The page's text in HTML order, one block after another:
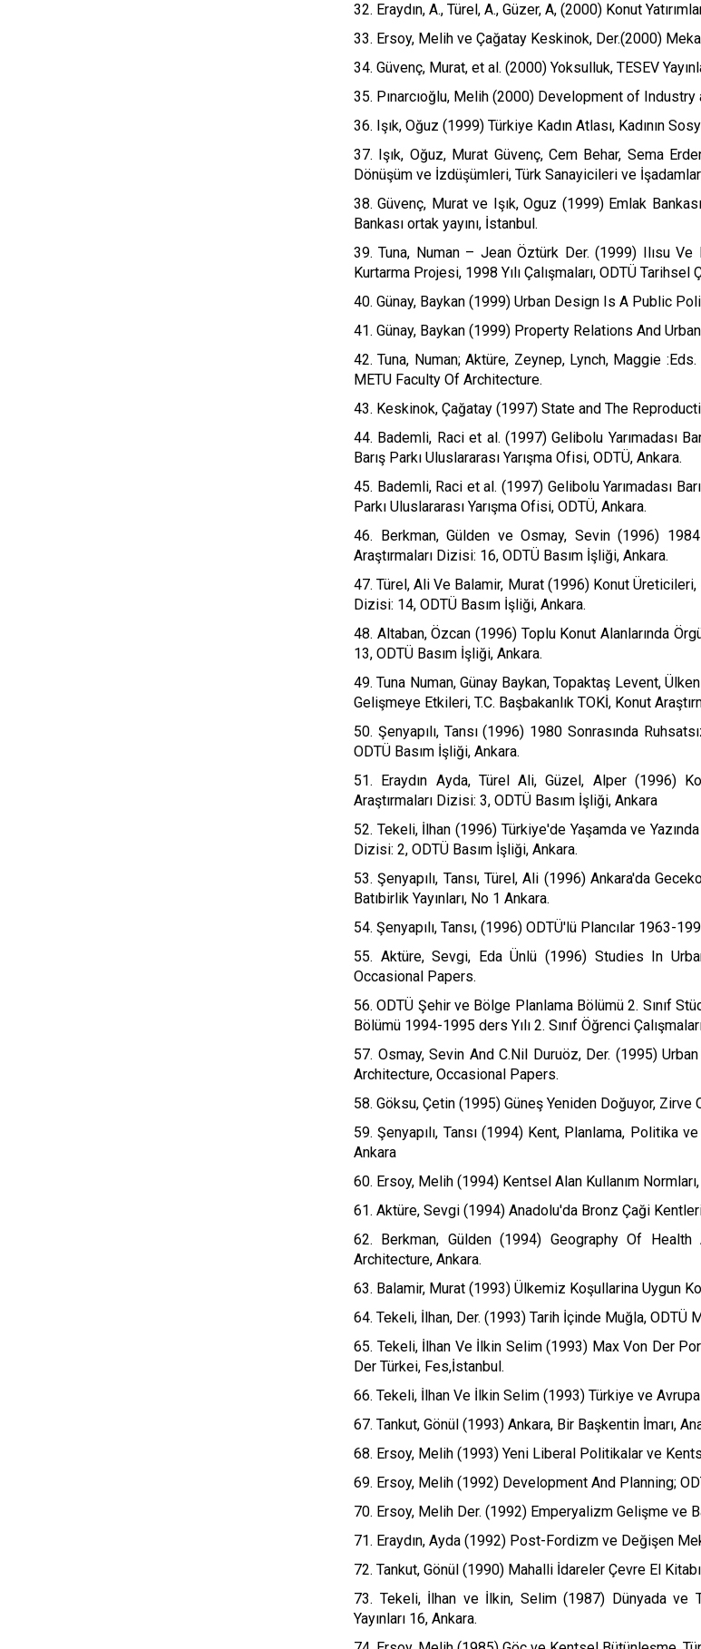
32. Eraydın, A., Türel, A., Güzer, A, (2000) Konut
33. Ersoy, Melih ve Çağatay Keskinok, Der.(2000)
34. Güvenç, Murat, et al. (2000) Yoksulluk, TESEV
35. Pınarcıoğlu, Melih (2000) Development of
36. Işık, Oğuz (1999) Türkiye Kadın Atlası, Kadının
37. Işık, Oğuz, Murat Güvenç, Cem Behar, Sema
Dönüşüm ve İzdüşümleri, Türk Sanayicileri ve
38. Güvenç, Murat ve Işık, Oguz (1999) Emlak
Bankası ortak yayını, İstanbul.
39. Tuna, Numan – Jean Öztürk Der. (1999) Ilısu Ve
Kurtarma Projesi, 1998 Yılı Çalışmaları, ODTÜ
40. Günay, Baykan (1999) Urban Design Is A Public
41. Günay, Baykan (1999) Property Relations And
42. Tuna, Numan; Aktüre, Zeynep, Lynch, Maggie
METU Faculty Of Architecture.
43. Keskinok, Çağatay (1997) State and The
44. Bademli, Raci et al. (1997) Gelibolu Yarımadası
Barış Parkı Uluslararası Yarışma Ofisi, ODTÜ, Ankara.
45. Bademli, Raci et al. (1997) Gelibolu Yarımadası
Parkı Uluslararası Yarışma Ofisi, ODTÜ, Ankara.
46. Berkman, Gülden ve Osmay, Sevin (1996)
Araştırmaları Dizisi: 16, ODTÜ Basım İşliği, Ankara.
47. Türel, Ali Ve Balamir, Murat (1996) Konut Üreticileri,
Dizisi: 14, ODTÜ Basım İşliği, Ankara.
48. Altaban, Özcan (1996) Toplu Konut Alanlarında
13, ODTÜ Basım İşliği, Ankara.
49. Tuna Numan, Günay Baykan, Topaktaş Levent,
Gelişmeye Etkileri, T.C. Başbakanlık TOKİ, Konut
50. Şenyapılı, Tansı (1996) 1980 Sonrasında
ODTÜ Basım İşliği, Ankara.
51. Eraydın Ayda, Türel Ali, Güzel, Alper (1996)
Araştırmaları Dizisi: 3, ODTÜ Basım İşliği, Ankara
52. Tekeli, İlhan (1996) Türkiye'de Yaşamda ve
Dizisi: 2, ODTÜ Basım İşliği, Ankara.
53. Şenyapılı, Tansı, Türel, Ali (1996) Ankara'da
Batıbirlik Yayınları, No 1 Ankara.
54. Şenyapılı, Tansı, (1996) ODTÜ'lü Plancılar 1963-
55. Aktüre, Sevgi, Eda Ünlü (1996) Studies In
Occasional Papers.
56. ODTÜ Şehir ve Bölge Planlama Bölümü 2. Sınıf
Bölümü 1994-1995 ders Yılı 2. Sınıf Öğrenci
57. Osmay, Sevin And C.Nil Duruöz, Der. (1995)
Architecture, Occasional Papers.
58. Göksu, Çetin (1995) Güneş Yeniden Doğuyor, Zirve
59. Şenyapılı, Tansı (1994) Kent, Planlama, Politika ve
Ankara
60. Ersoy, Melih (1994) Kentsel Alan Kullanım
61. Aktüre, Sevgi (1994) Anadolu'da Bronz Çaği
62. Berkman, Gülden (1994) Geography Of
Architecture, Ankara.
63. Balamir, Murat (1993) Ülkemiz Koşullarina Uygun
64. Tekeli, İlhan, Der. (1993) Tarih İçinde Muğla, ODTÜ
65. Tekeli, İlhan Ve İlkin Selim (1993) Max Von Der
Der Türkei, Fes,İstanbul.
66. Tekeli, İlhan Ve İlkin Selim (1993) Türkiye ve Avrupa
67. Tankut, Gönül (1993) Ankara, Bir Başkentin İmarı,
68. Ersoy, Melih (1993) Yeni Liberal Politikalar ve
69. Ersoy, Melih (1992) Development And Planning;
70. Ersoy, Melih Der. (1992) Emperyalizm Gelişme ve
71. Eraydın, Ayda (1992) Post-Fordizm ve Değişen
72. Tankut, Gönül (1990) Mahalli İdareler Çevre El
73. Tekeli, İlhan ve İlkin, Selim (1987) Dünyada ve
Yayınları 16, Ankara.